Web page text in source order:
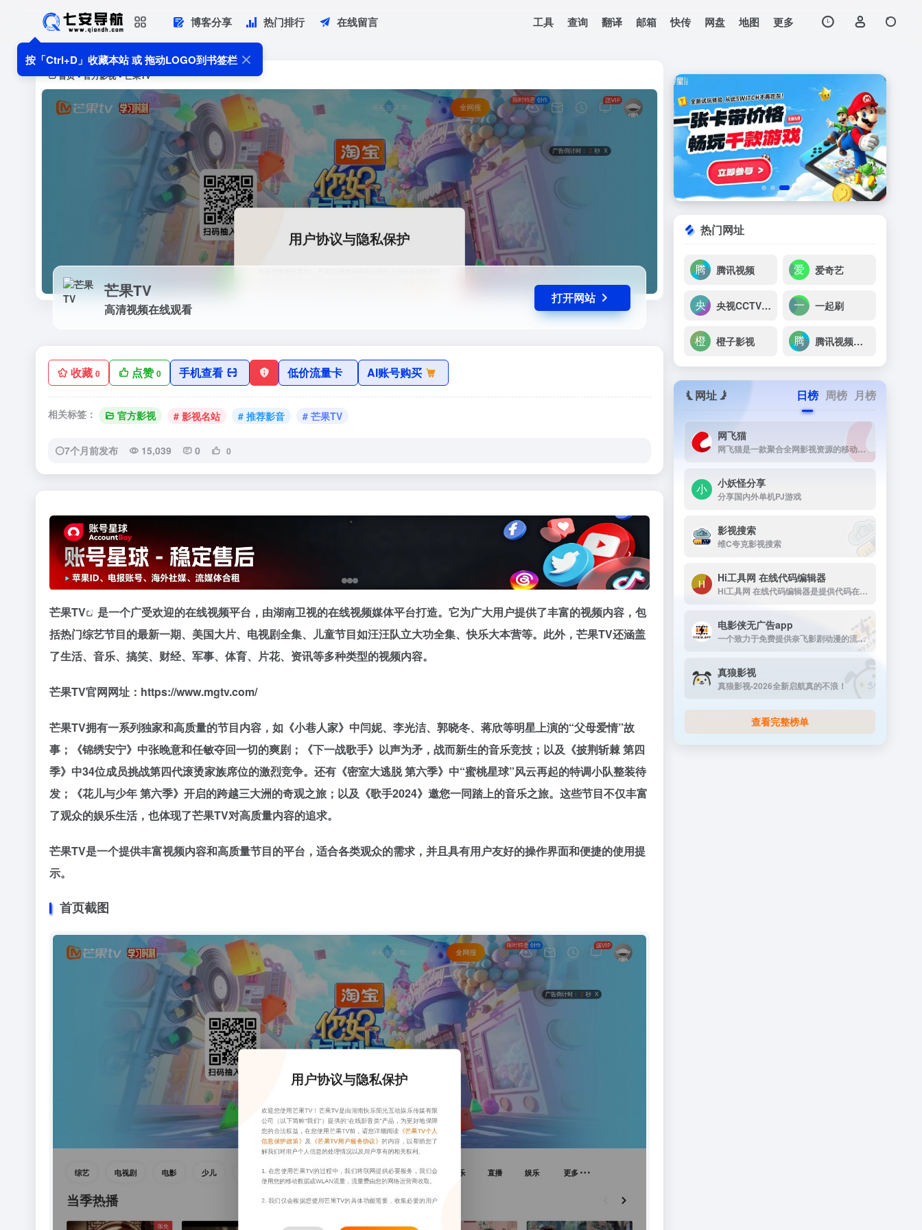
按「Ctrl+D」收藏本站 或 拖动LOGO到书签栏
博客分享 热门排行 在线留言 工具 查询 翻译 邮箱 快传 网盘 地图 更多
首页 • 官方影视 • 芒果TV
芒果TV
高清视频在线观看
打开网站
收藏 0 点赞0 手机查看 低价流量卡 AI账号购买
相关标签： 官方影视 # 影视名站 # 推荐影音 # 芒果TV
7个月前发布 15,039 0 0
芒果TV
高清视频在线观看
‹ ›
芒果TV
是一个广受欢迎的在线视频平台，由湖南卫视的在线视频媒体平台打造。它为广大用户提供了丰富的视频内容，包
括热门综艺节目的最新一期、美国大片、电视剧全集、儿童节目如汪汪队立大功全集、快乐大本营等。此外，芒果TV还涵盖
了生活、音乐、搞笑、财经、军事、体育、片花、资讯等多种类型的视频内容。
芒果TV官网网址：https://www.mgtv.com/
芒果TV拥有一系列独家和高质量的节目内容，如《小巷人家》中闫妮、李光洁、郭晓冬、蒋欣等明星上演的“父母爱情”故
事；《锦绣安宁》中张晚意和任敏夺回一切的爽剧；《下一战歌手》以声为矛，战而新生的音乐竞技；以及《披荆斩棘 第四
季》中34位成员挑战第四代滚烫家族席位的激烈竞争。还有《密室大逃脱 第六季》中“蜜桃星球”风云再起的特调小队整装待
发；《花儿与少年 第六季》开启的跨越三大洲的奇观之旅；以及《歌手2024》邀您一同踏上的音乐之旅。这些节目不仅丰富
了观众的娱乐生活，也体现了芒果TV对高质量内容的追求。
芒果TV是一个提供丰富视频内容和高质量节目的平台，适合各类观众的需求，并且具有用户友好的操作界面和便捷的使用提
示。
首页截图
热门网址
腾讯视频 爱奇艺
央视CCTV节目 一起刷
橙子影视 腾讯视频海外版
网址 日榜 周榜 月榜
网飞猫
网飞猫是一款聚合全网影视资源的移动端播放应用，主打免费、高画...
小妖怪分享
分享国内外单机PJ游戏
影视搜索
维C夸克影视搜索
Hi工具网 在线代码编辑器
Hi工具网 在线代码编辑器是提供代码在线运行工具
电影侠无广告app
一个致力于免费提供奈飞影剧动漫的流媒体播放平台
真狼影视
真狼影视-2026全新启航真的不浪！
查看完整榜单